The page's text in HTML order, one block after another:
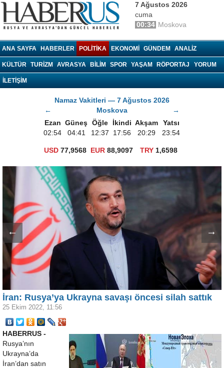
7 Ağustos 2026
cuma
00:34 Moskova
ANA SAYFA HABERLER POLITIKA EKONOMI GÜNDEM ANALIZ
KÜLTÜR TURIZM AVRASYA BILIM SPOR YAŞAM RÖPORTAJ YORUM
İLETİŞİM
Namaz Vakitleri — 7 Ağustos 2026
←
Moskova
→
Ezan Güneş Öğle İkindi Akşam
Yatsı
02:54
04:41 12:37 17:56 20:29 23:54
USD 77,9568 EUR 88,9097 TRY1,6598
← →
İran: Rusya’ya Ukrayna savaşı öncesi silah sattık
25 Ekim 2022, 11:56
HABERRUS -
Rusya’nın
Ukrayna’da
İran’dan satın